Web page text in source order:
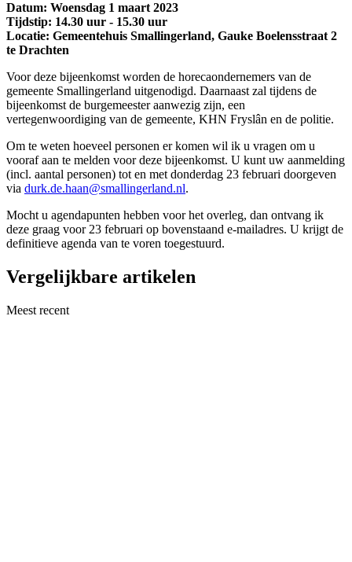
Datum: Woensdag 1 maart 2023
Tijdstip: 14.30 uur - 15.30 uur
Locatie: Gemeentehuis Smallingerland, Gauke Boelensstraat 2
te Drachten
Voor deze bijeenkomst worden de horecaondernemers van de
gemeente Smallingerland uitgenodigd. Daarnaast zal tijdens de
bijeenkomst de burgemeester aanwezig zijn, een
vertegenwoordiging van de gemeente, KHN Fryslân en de politie.
Om te weten hoeveel personen er komen wil ik u vragen om u
vooraf aan te melden voor deze bijeenkomst. U kunt uw aanmelding
(incl. aantal personen) tot en met donderdag 23 februari doorgeven
via durk.de.haan@smallingerland.nl.
Mocht u agendapunten hebben voor het overleg, dan ontvang ik
deze graag voor 23 februari op bovenstaand e-mailadres. U krijgt de
definitieve agenda van te voren toegestuurd.
Vergelijkbare artikelen
Meest recent